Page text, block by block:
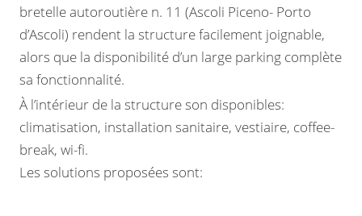
bretelle autoroutière n. 11 (Ascoli Piceno- Porto
d’Ascoli) rendent la structure facilement joignable,
alors que la disponibilité d’un large parking complète
sa fonctionnalité.
À l’intérieur de la structure son disponibles:
climatisation, installation sanitaire, vestiaire, coffee-
break, wi-fi.
Les solutions proposées sont: